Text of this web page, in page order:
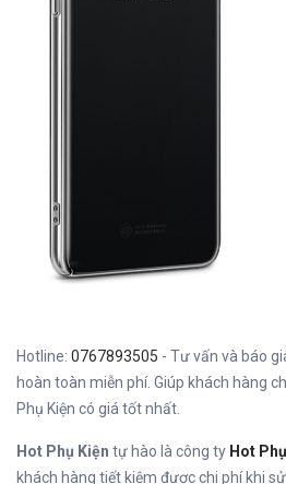
Hotline: 0767893505 - Tư vấn và báo
hoàn toàn miễn phí. Giúp khách hàng
Phụ Kiện có giá tốt nhất.
Hot Phụ Kiện tự hào là công ty Hot
khách hàng tiết kiệm được chi phí khi